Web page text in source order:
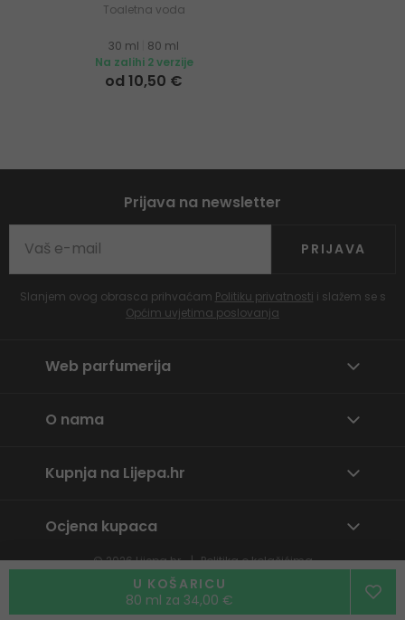
U KOŠARICU
80 ml za 34,00 €
Toaletna voda
30 ml
80 ml
Na zalihi 2 verzije
od 10,50 €
Prijava na newsletter
PRIJAVA
Slanjem ovog obrasca prihvaćam Politiku privatnosti i slažem se s
Općim uvjetima poslovanja
Web parfumerija
O nama
Kupnja na Lijepa.hr
Ocjena kupaca
© 2026Lijepa.hr
Politika o kolačićima
Prijavite neprikladan sadržaj
Bywpj.cz